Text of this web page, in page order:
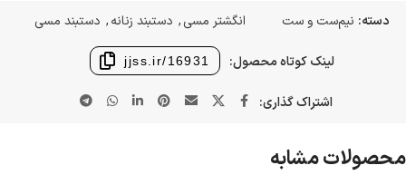
دسته: نیم‌ست و ست انگشتر مسی, دستبند زنانه, دستبند مسی
لینک کوتاه محصول: jjss.ir/16931
اشتراک گذاری:
محصولات مشابه